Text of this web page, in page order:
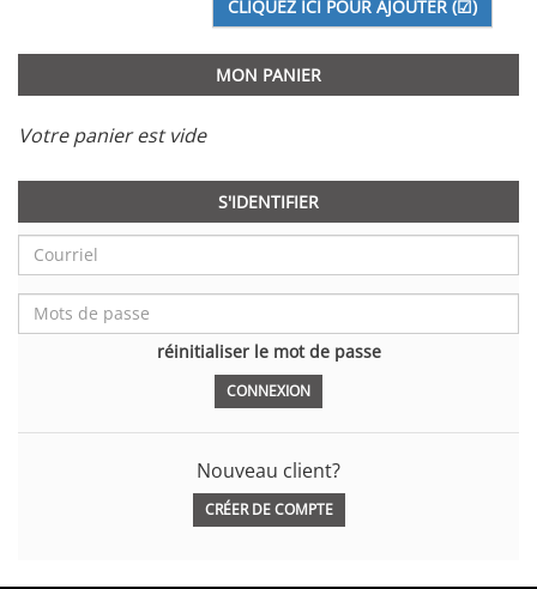
MON PANIER
Votre panier est vide
S'IDENTIFIER
réinitialiser le mot de passe
Nouveau client?
CRÉER DE COMPTE